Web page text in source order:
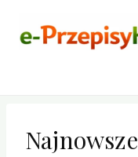
Najnowsze